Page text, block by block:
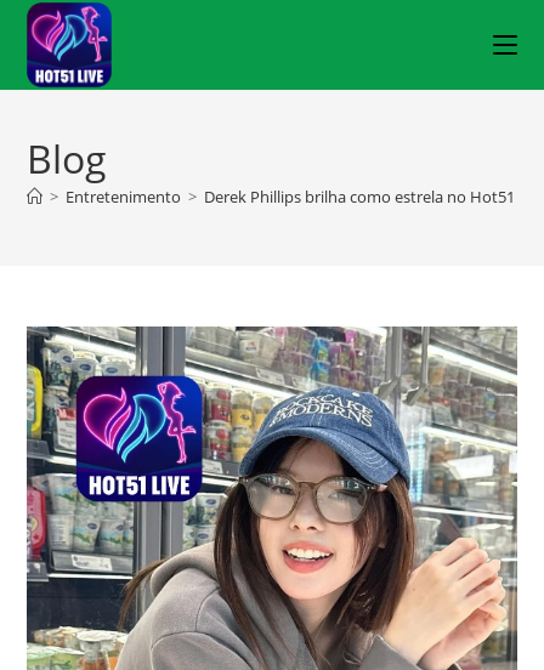
Blog
> Entretenimento > Derek Phillips brilha como estrela no Hot51 VIP